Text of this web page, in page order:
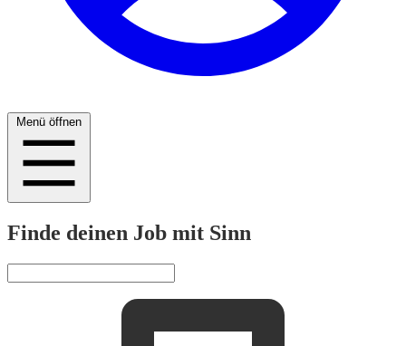
Menü öffnen
Finde deinen Job mit Sinn